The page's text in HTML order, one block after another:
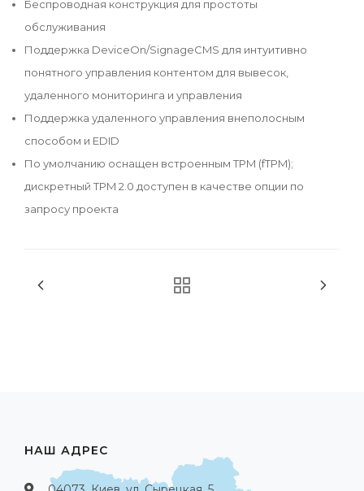
Беспроводная конструкция для простоты
обслуживания
Поддержка DeviceOn/SignageCMS для интуитивно
понятного управления контентом для вывесок,
удаленного мониторинга и управления
Поддержка удаленного управления внеполосным
способом и EDID
По умолчанию оснащен встроенным TPM (fTPM);
дискретный TPM 2.0 доступен в качестве опции по
запросу проекта
НАШ АДРЕС